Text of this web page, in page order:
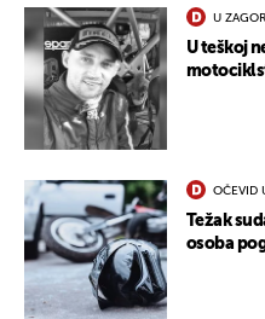
U
U teškoj
OČEVID
Težak
osoba